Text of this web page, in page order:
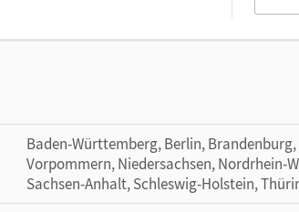
Baden-Württemberg, Berlin,
Vorpommern, Niedersachsen, Nordrhein-
Sachsen-Anhalt, Schleswig-Holstein,